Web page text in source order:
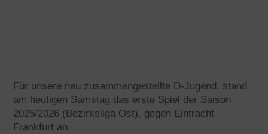
Für unsere neu zusammengestellte D-Jugend, stand
am heutigen Samstag das erste Spiel der Saison
2025/2026 (Bezirksliga Ost), gegen Eintracht
Frankfurt an.